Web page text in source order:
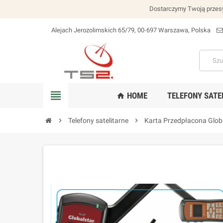
Dostarczymy Twoją
lokalizacja_na
Alejach Jerozolimskich 65/79, 00-697 Warszawa, Polska
view_headline home HOME TELEFONY
chevron_right Telefony satelitarne chevron_right Karta Przedpłacona